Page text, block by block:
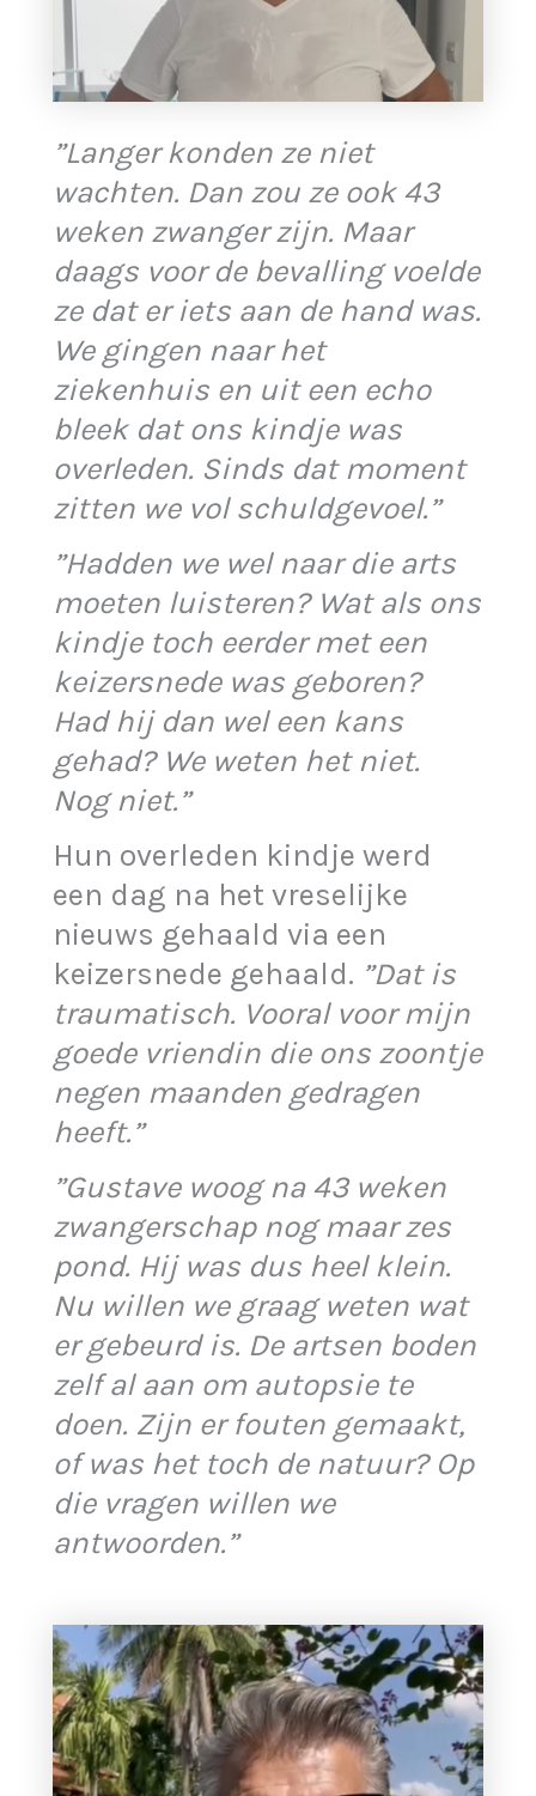
”Langer konden ze niet
wachten. Dan zou ze ook 43
weken zwanger zijn. Maar
daags voor de bevalling voelde
ze dat er iets aan de hand was.
We gingen naar het
ziekenhuis en uit een echo
bleek dat ons kindje was
overleden. Sinds dat moment
zitten we vol schuldgevoel.”
”Hadden we wel naar die arts
moeten luisteren? Wat als ons
kindje toch eerder met een
keizersnede was geboren?
Had hij dan wel een kans
gehad? We weten het niet.
Nog niet.”
Hun overleden kindje werd
een dag na het vreselijke
nieuws gehaald via een
keizersnede gehaald. ”Dat is
traumatisch. Vooral voor mijn
goede vriendin die ons zoontje
negen maanden gedragen
heeft.”
”Gustave woog na 43 weken
zwangerschap nog maar zes
pond. Hij was dus heel klein.
Nu willen we graag weten wat
er gebeurd is. De artsen boden
zelf al aan om autopsie te
doen. Zijn er fouten gemaakt,
of was het toch de natuur? Op
die vragen willen we
antwoorden.”